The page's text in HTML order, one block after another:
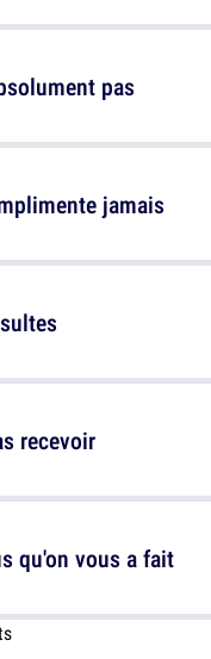
pas
qu'on vous a fait
jamais
recevoir